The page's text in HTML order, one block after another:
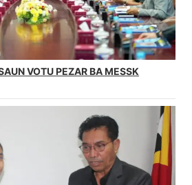
VOTU PEZAR BA MESSK